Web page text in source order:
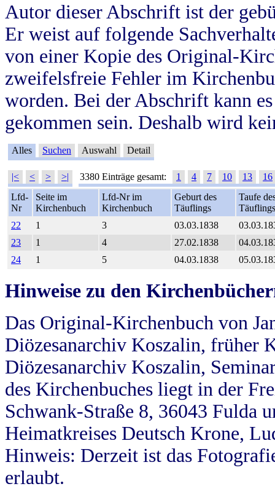
Autor dieser Abschrift ist der
Er weist auf folgende
von einer Kopie des Original-
zweifelsfreie Fehler im
worden. Bei der Abschrift kann
gekommen sein. Deshalb wird
Alles Suchen Auswahl Detail
|< < > >| 3380 Einträge gesamt: 1 4 7 10 13
16
Lfd-
Nr
Seite im
Kirchenbuch
Lfd-Nr im
Kirchenbuch
Geburt des
Täuflings
Taufe
Täuflings
22
1 3 03.03.1838
23
1 4 27.02.1838
24
1 5 04.03.1838
Hinweise zu den
Das Original-Kirchenbuch von
Diözesanarchiv Koszalin, früher
Diözesanarchiv Koszalin,
des Kirchenbuches liegt in der
Schwank-Straße 8, 36043 Fulda
Heimatkreises Deutsch Krone,
Hinweis: Derzeit ist das
erlaubt.